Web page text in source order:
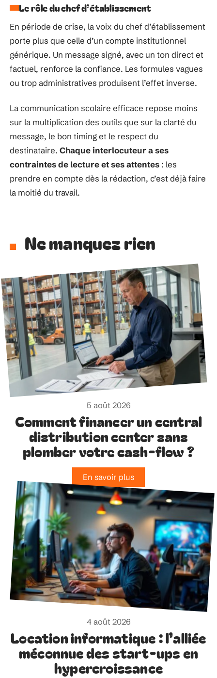
Le rôle du chef d’établissement
En période de crise, la voix du chef d’établissement
porte plus que celle d’un compte institutionnel
générique. Un message signé, avec un ton direct et
factuel, renforce la confiance. Les formules vagues
ou trop administratives produisent l’effet inverse.
La communication scolaire efficace repose moins
sur la multiplication des outils que sur la clarté du
message, le bon timing et le respect du
destinataire. Chaque interlocuteur a ses
contraintes de lecture et ses attentes : les
prendre en compte dès la rédaction, c’est déjà faire
la moitié du travail.
Ne manquez rien
5 août 2026
Comment financer un central
distribution center sans
plomber votre cash-flow ?
En savoir plus
4 août 2026
Location informatique : l’alliée
méconnue des start-ups en
hypercroissance